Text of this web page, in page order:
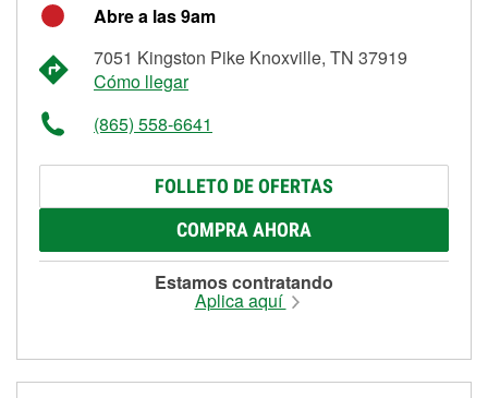
Abre a las 9am
7051 Kingston Pike Knoxville, TN 37919
Cómo llegar
(865) 558-6641
FOLLETO DE OFERTAS
COMPRA AHORA
Estamos contratando
Aplica aquí